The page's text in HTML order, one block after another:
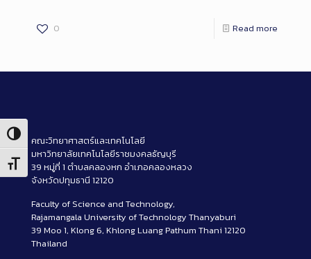
Toggle High Contrast
Toggle Font size
0 Read more
คณะวิทยาศาสตร์และเทคโนโลยี
มหาวิทยาลัยเทคโนโลยีราชมงคลธัญบุรี
39 หมู่ที่ 1 ตำบลคลองหก อำเภอคลองหลวง
จังหวัดปทุมธานี 12120
Faculty of Science and Technology,
Rajamangala University of Technology Thanyaburi
39 Moo 1, Klong 6, Khlong Luang Pathum Thani 12120
Thailand